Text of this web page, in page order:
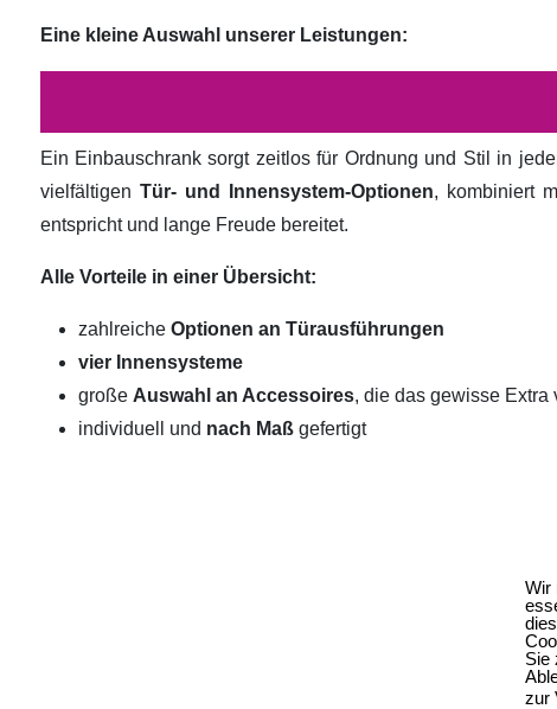
Wir
Sie
zur
Eine kleine Auswahl unserer Leistungen:
Ein Einbauschrank sorgt zeitlos für Ordnung und Stil in
vielfältigen Tür- und Innensystem-Optionen, kombiniert
entspricht und lange Freude bereitet.
Alle Vorteile in einer Übersicht:
zahlreiche Optionen an Türausführungen
vier Innensysteme
große Auswahl an Accessoires, die das gewisse Extra
individuell und nach Maß gefertigt